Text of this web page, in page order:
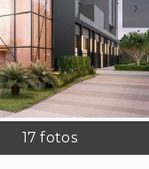
17 fotos